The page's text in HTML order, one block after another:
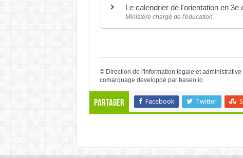
Le calendrier de l'orientation en 3e
Ministère chargé de l'éducation
© Direction de l'information légale et administrative
comarquage developpé par baseo.io
Partager Facebook Twitter